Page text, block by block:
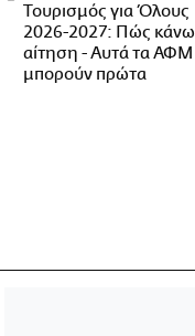
Τουρισμός για Όλους
2026-2027: Πώς κάνω
αίτηση - Αυτά τα ΑΦΜ
μπορούν πρώτα